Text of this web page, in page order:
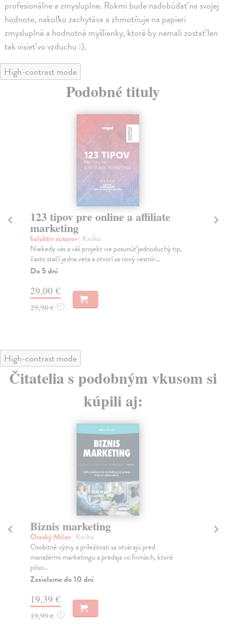
profesionálne a zmysluplne. Rokmi bude nadobúdať na svojej
hodnote, nakoľko zachytáva a zhmotňuje na papieri
zmysluplné a hodnotné myšlienky, ktoré by nemali zostať len
tak visieť vo vzduchu :).
High-contrast mode
Podobné tituly
123 tipov pre online a affiliate
marketing
kolektív autorov| Kniha
Niekedy vás a váš projekt vie posunúť jednoduchý tip,
často stačí jedna veta a otvorí sa nový vesmír...
Do 5 dní
29,00 €
29,90 € ?
High-contrast mode
Čitatelia s podobným vkusom si
kúpili aj:
Biznis marketing
Oreský Milan | Kniha
Osobitné výzvy a príležitosti sa otvárajú pred
manažérmi marketingu a predaja vo firmách, ktoré
pôso...
Zasielame do 10 dní
19,39 €
19,99 € ?